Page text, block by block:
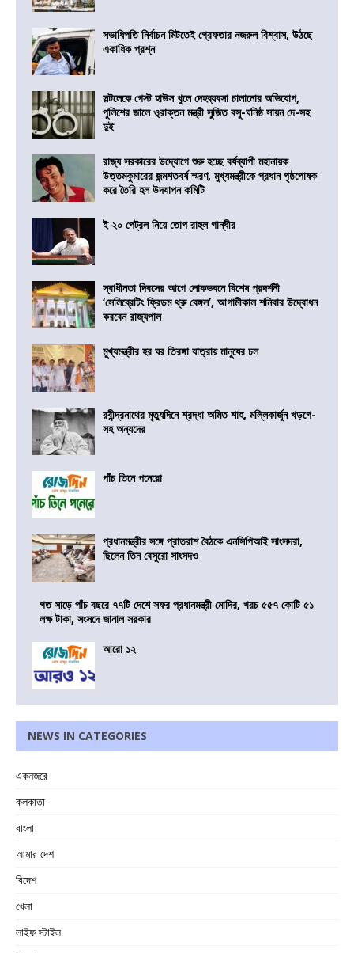
সভাধিপতি নির্বাচন মিটতেই গ্রেফতার নজরুল বিশ্বাস, উঠছে
একাধিক প্রশ্ন
সল্টলেকে গেস্ট হাউস খুলে দেহব্যবসা চালানোর অভিযোগ,
পুলিশের জালে ও্রাক্তন মন্ত্রী সুজিত বসু-ঘনিষ্ঠ সায়ন দে-সহ
দুই
রাজ্য সরকারের উদ্যোগে শুরু হচ্ছে বর্ষব্যাপী মহানায়ক
উত্তমকুমারের জন্মশতবর্ষ স্মরণ, মুখ্যমন্ত্রীকে প্রধান পৃষ্ঠপোষক
করে তৈরি হল উদযাপন কমিটি
ই ২০ পেট্রল নিয়ে তোপ রাহুল গান্ধীর
স্বাধীনতা দিবসের আগে লোকভবনে বিশেষ প্রদর্শনী
‘সেলিব্রেটিং ফ্রিডম থ্রু বেঙ্গল’, আগামীকাল শনিবার উদ্বোধন
করবেন রাজ্যপাল
মুখ্যমন্ত্রীর হর ঘর তিরঙ্গা যাত্রায় মানুষের ঢল
রবীন্দ্রনাথের মৃত্যুদিনে শ্রদ্ধা অমিত শাহ, মল্লিকার্জুন খড়গে-
সহ অন্যদের
পাঁচ তিনে পনেরো
প্রধানমন্ত্রীর সঙ্গে প্রাতরাশ বৈঠকে এনসিপিআই সাংসদরা,
ছিলেন তিন বেসুরো সাংসদও
গত সাড়ে পাঁচ বছরে ৭৭টি দেশে সফর প্রধানমন্ত্রী মোদির, খরচ ৫৫৭ কোটি ৫১
লক্ষ টাকা, সংসদে জানাল সরকার
আরো ১২
NEWS IN CATEGORIES
একনজরে
কলকাতা
বাংলা
আমার দেশ
বিদেশ
খেলা
লাইফ স্টাইল